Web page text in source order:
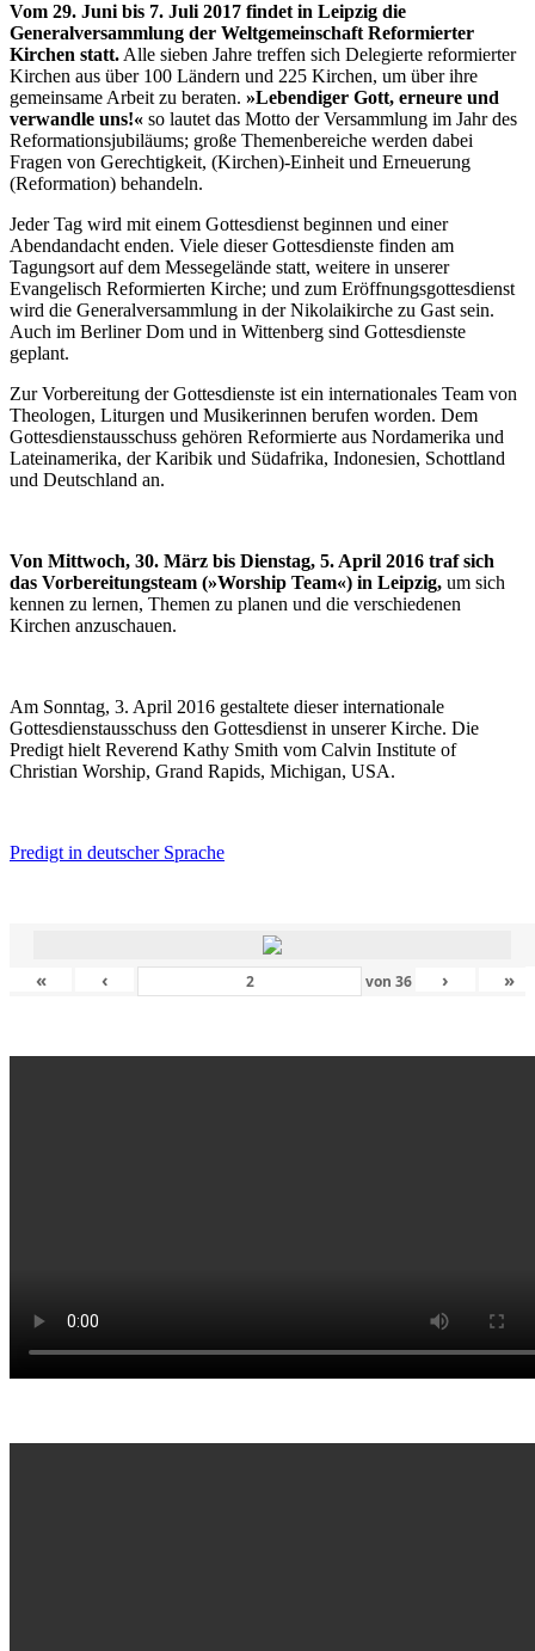
Vom 29. Juni bis 7. Juli 2017 findet in Leipzig die
Generalversammlung der Weltgemeinschaft Reformierter
Kirchen statt.Alle sieben Jahre treffen sich Delegierte reformierter
Kirchen aus über 100 Ländern und 225 Kirchen, um über ihre
gemeinsame Arbeit zu beraten. »Lebendiger Gott, erneure und
verwandle uns!« so lautet das Motto der Versammlung im Jahr des
Reformationsjubiläums; große Themenbereiche werden dabei
Fragen von Gerechtigkeit, (Kirchen)-Einheit und Erneuerung
(Reformation) behandeln.
Jeder Tag wird mit einem Gottesdienst beginnen und einer
Abendandacht enden. Viele dieser Gottesdienste finden am
Tagungsort auf dem Messegelände statt, weitere in unserer
Evangelisch Reformierten Kirche; und zum Eröffnungsgottesdienst
wird die Generalversammlung in der Nikolaikirche zu Gast sein.
Auch im Berliner Dom und in Wittenberg sind Gottesdienste
geplant.
Zur Vorbereitung der Gottesdienste ist ein internationales Team von
Theologen, Liturgen und Musikerinnen berufen worden. Dem
Gottesdienstausschuss gehören Reformierte aus Nordamerika und
Lateinamerika, der Karibik und Südafrika, Indonesien, Schottland
und Deutschland an.
Von Mittwoch, 30. März bis Dienstag, 5. April 2016 traf sich
das Vorbereitungsteam (»Worship Team«) in Leipzig, um sich
kennen zu lernen, Themen zu planen und die verschiedenen
Kirchen anzuschauen.
Am Sonntag, 3. April 2016 gestaltete dieser internationale
Gottesdienstausschuss den Gottesdienst in unserer Kirche. Die
Predigt hielt Reverend Kathy Smith vom Calvin Institute of
Christian Worship, Grand Rapids, Michigan, USA.
Predigt in deutscher Sprache
« ‹ von36 › »